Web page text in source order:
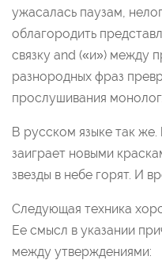
ужасалась паузам,
облагородить
связку and («и») между
разнородных фраз
прослушивания монолог.
В русском языке так
заиграет новыми
звезды в небе горят. И
Следующая техника
Ее смысл в указании
между утверждениями: